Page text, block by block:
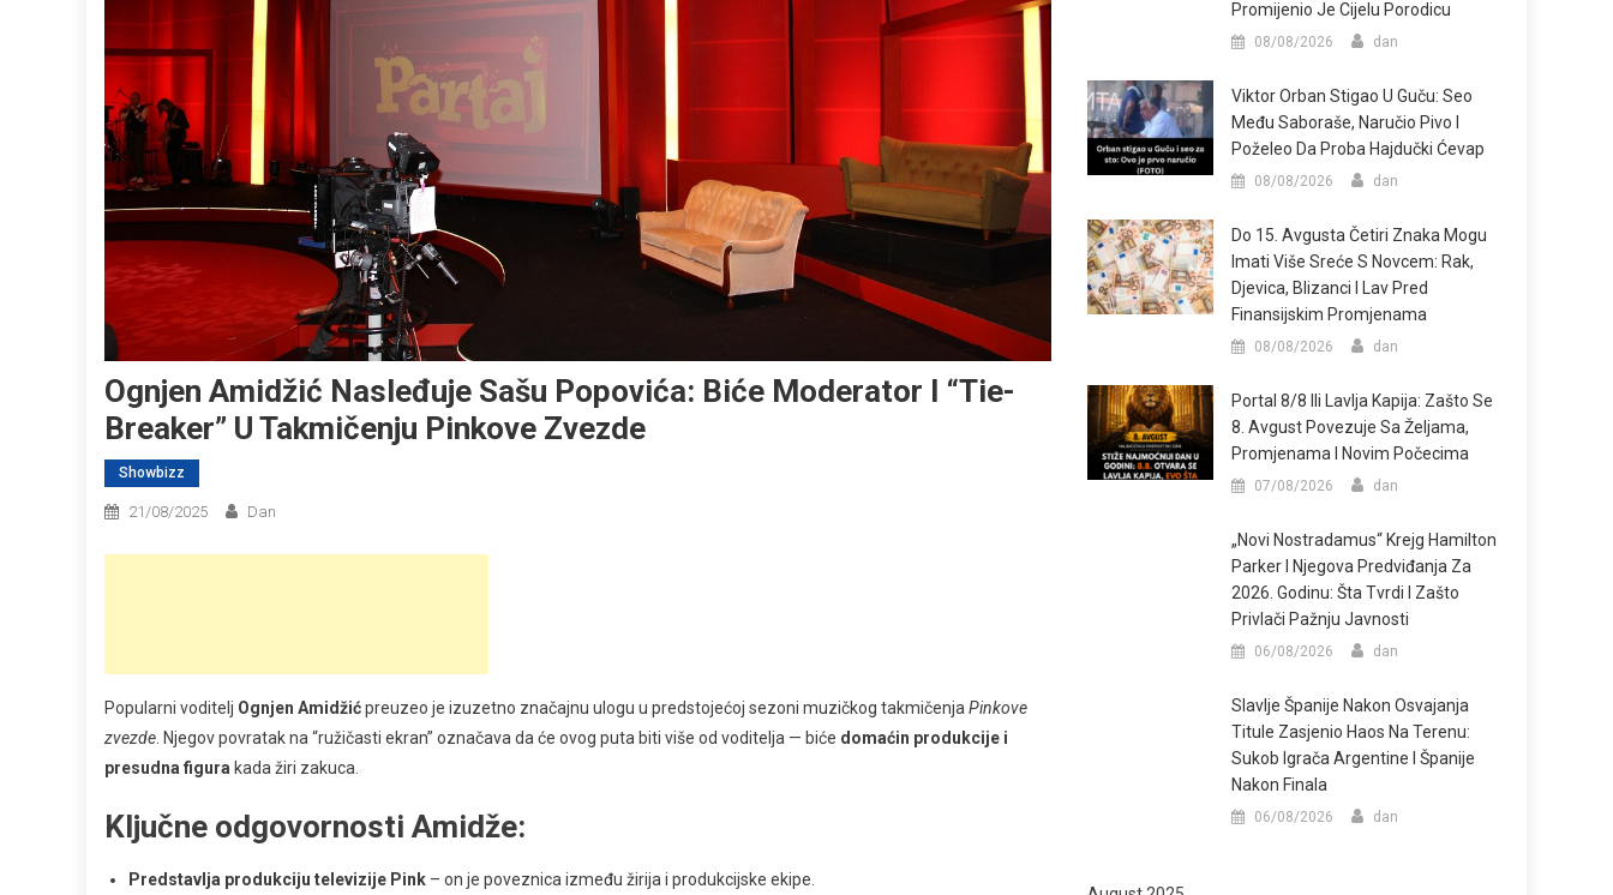
Ognjen Amidžić Nasleđuje Sašu Popovića: Biće Moderator I “tie-
Breaker” U Takmičenju Pinkove Zvezde
Showbizz
21/08/2025 Dan
Popularni voditelj Ognjen Amidžićpreuzeo je izuzetno značajnu ulogu u predstojećoj sezoni muzičkog takmičenja Pinkove
zvezde . Njegov povratak na “ružičasti ekran” označava da će ovog puta biti više od voditelja — biće domaćin produkcije i
presudna figura kada žiri zakuca.
Ključne odgovornosti Amidže:
Predstavlja produkciju televizije Pink – on je poveznica između žirija i produkcijske ekipe.
Promijenio Je Cijelu Porodicu
08/08/2026 dan
Viktor Orban Stigao U Guču: Seo
Među Saboraše, Naručio Pivo I
Poželeo Da Proba Hajdučki Ćevap
08/08/2026 dan
Do 15. Avgusta Četiri Znaka Mogu
Imati Više Sreće S Novcem: Rak,
Djevica, Blizanci I Lav Pred
Finansijskim Promjenama
08/08/2026 dan
Portal 8/8 Ili Lavlja Kapija: Zašto Se
8. Avgust Povezuje Sa Željama,
Promjenama I Novim Počecima
07/08/2026 dan
„Novi Nostradamus“ Krejg Hamilton
Parker I Njegova Predviđanja Za
2026. Godinu: Šta Tvrdi I Zašto
Privlači Pažnju Javnosti
06/08/2026 dan
Slavlje Španije Nakon Osvajanja
Titule Zasjenio Haos Na Terenu:
Sukob Igrača Argentine I Španije
Nakon Finala
06/08/2026 dan